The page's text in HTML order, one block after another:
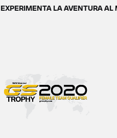
EXPERIMENTA LA AVENTURA AL